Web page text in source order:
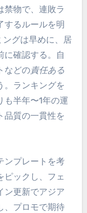
禁物で、連敗ラ
するルールを明
ングは早めに、居
に確認する。自
などの責任ある
。ランキングを
も半年〜1年の運
品質の一貫性を
ンプレートを考
ピックし、フェ
ン更新でアジア
、プロモで期待